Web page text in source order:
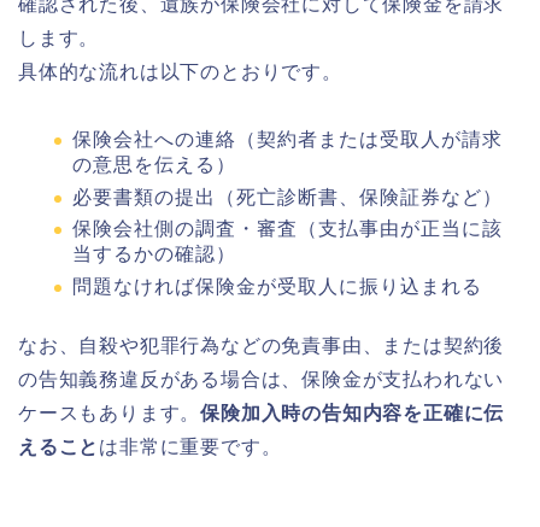
確認された後、遺族が保険会社に対して保険金を請求
します。
具体的な流れは以下のとおりです。
保険会社への連絡（契約者または受取人が請求
の意思を伝える）
必要書類の提出（死亡診断書、保険証券など）
保険会社側の調査・審査（支払事由が正当に該
当するかの確認）
問題なければ保険金が受取人に振り込まれる
なお、自殺や犯罪行為などの免責事由、または契約後
の告知義務違反がある場合は、保険金が支払われない
ケースもあります。保険加入時の告知内容を正確に伝
えること は非常に重要です。